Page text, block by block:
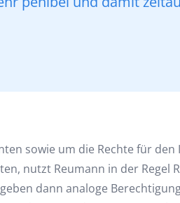
sowie um die Rechte für
nutzt Reumann in der Regel
dann analoge